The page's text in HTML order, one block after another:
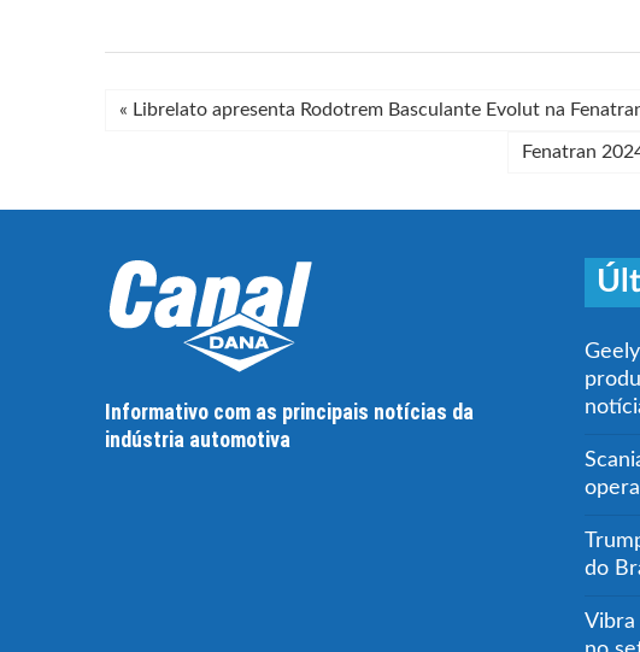
« Librelato apresenta Rodotrem Basculante Evolut na
Fenatran
Informativo com as principais notícias da
indústria automotiva
do
Vibra